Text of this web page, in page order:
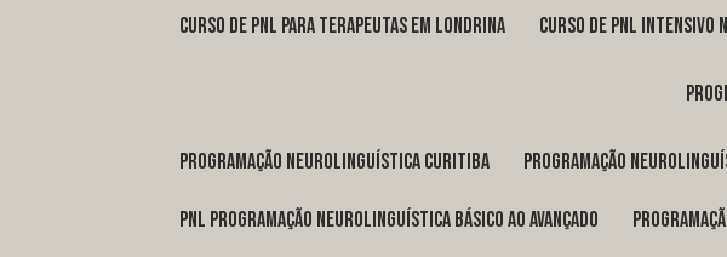
curso de pnl para terapeutas em Londrina curso de pnl intensivo
programação neurolinguística Curitiba programação
pnl programação neurolinguística básico ao avançado